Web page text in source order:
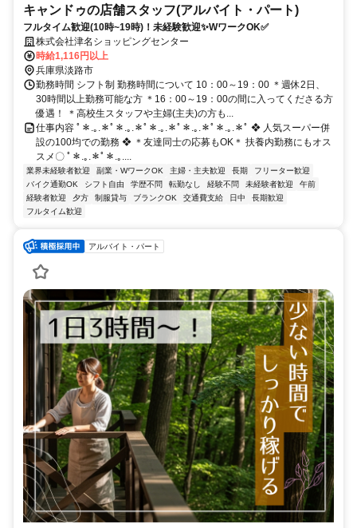
キャンドゥの店舗スタッフ(アルバイト・パート)
フルタイム歓迎(10時~19時)！未経験歓迎✨WワークOK✅
株式会社津名ショッピングセンター
時給1,116円以上
兵庫県淡路市
勤務時間 シフト制 勤務時間について 10：00～19：00 ＊週休2日、
30時間以上勤務可能な方 ＊16：00～19：00の間に入ってくださる方
優遇！ ＊高校生スタッフや主婦(主夫)の方も...
仕事内容 ﾟ＊.｡.＊ﾟ＊.｡.＊ﾟ＊.｡.＊ﾟ＊.｡.＊ﾟ＊.｡.＊ﾟ ❖ 人気スーパー併
設の100均での勤務 ❖ ＊友達同士の応募もOK＊ 扶養内勤務にもオス
スメ〇 ﾟ＊.｡.＊ﾟ＊.｡....
業界未経験者歓迎 副業・WワークOK 主婦・主夫歓迎 長期
フリーター歓迎
バイク通勤OK
シフト自由 学歴不問 転勤なし 経験不問 未経験者歓迎
午前
経験者歓迎
夕方 制服貸与 ブランクOK 交通費支給 日中
長期歓迎
フルタイム歓迎
アルバイト・パート